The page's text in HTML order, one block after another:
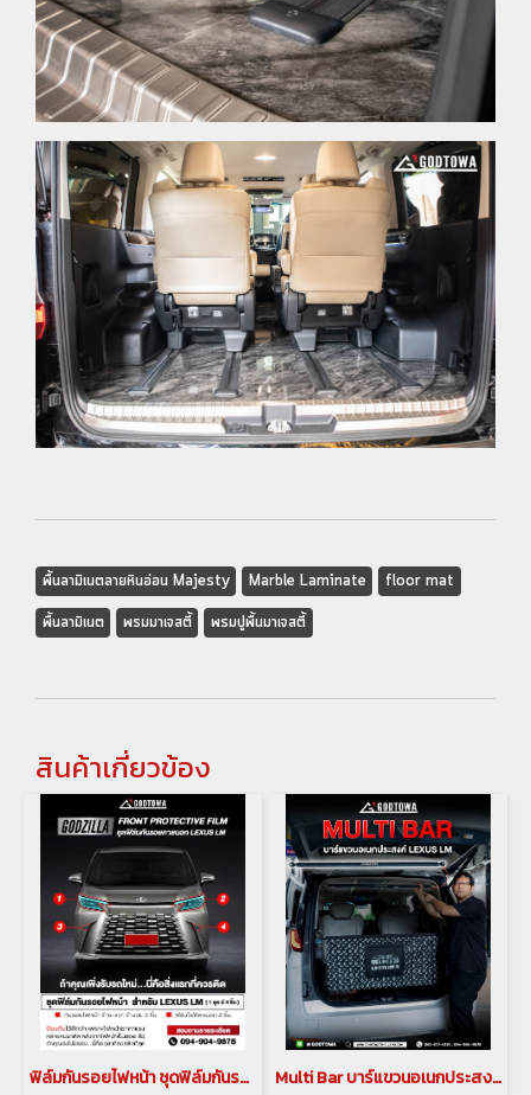
พื้นลามิเนตลายหินอ่อน Majesty Marble Laminate
floor mat
พื้นลามิเนต
พรมมาเจสตี้ พรมปูพื้นมาเจสตี้
สินค้าเกี่ยวข้อง
ฟิล์มกันรอยไฟหน้า ชุดฟิล์มกันรอยไฟหน้า GODZILLA Front Protective Film สำหรับ LEXUS LM 2023 ขึ้นไป Multi Bar บาร์แขวนอเนกประสงค์ภายในรถ สำหรับรถยนต์ Lexus LM